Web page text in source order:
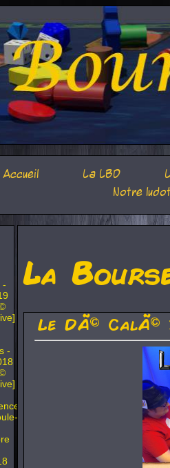
Accueil La LBD
Notre
-
-
La
Le DÃ© CalÃ©